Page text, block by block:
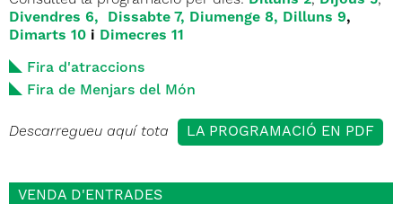
Divendres 6,
Dissabte 7, Diumenge 8, Dilluns 9,
Dimarts 10 i Dimecres 11
Fira d'atraccions
Fira de Menjars del Món
Descarregueu aquí tota LA PROGRAMACIÓ EN PDF
VENDA D'ENTRADES